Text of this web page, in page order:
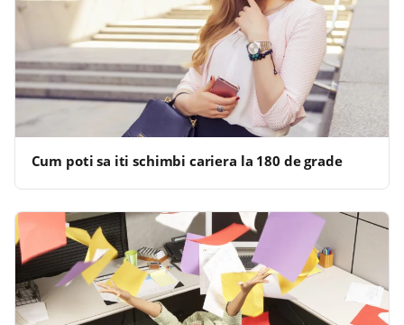
Cum poti sa iti schimbi cariera la 180 de grade